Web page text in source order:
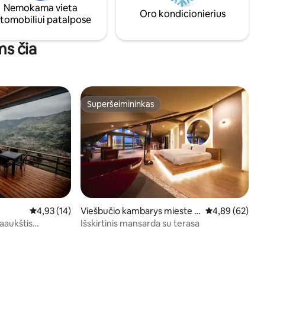
Nemokama vieta
patalpose
Oro kondicionierius
čia
22
Vidutinis įvertinimas: 4,93 iš 5, atsiliepimų: 14
4,93 (14)
Superšeimininkas
Superšeimininkas
Viešbučio kambarys mieste B
eşiktaş
Vidutinis įvertinimas:
4,89 (62)
Išskirtinis mansarda su terasa